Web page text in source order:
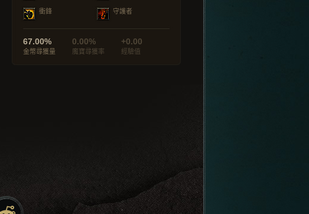
衝鋒 守護者
67.00%
金幣尋獲量
0.00%
魔寶尋獲率
+0.00
經驗值